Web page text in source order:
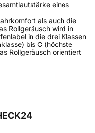
eines
als auch die
Rollgeräusch wird in
in die drei Klassen
bis C (höchste
Rollgeräusch orientiert